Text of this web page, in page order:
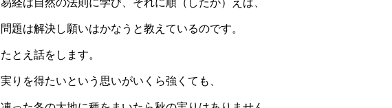
問題は解決し願いはかなうと教えているのです。
たとえ話をします。
実りを得たいという思いがいくら強くても、